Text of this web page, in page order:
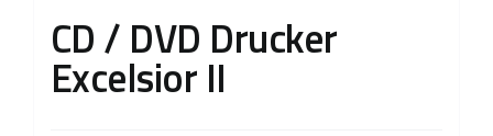
CD / DVD Drucker
Excelsior II